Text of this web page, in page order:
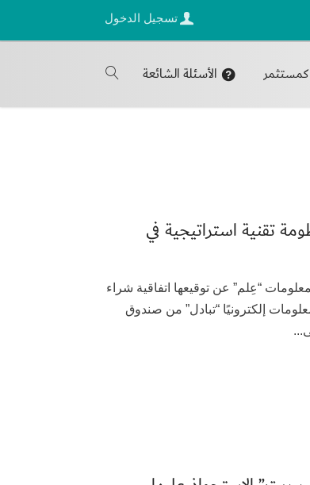
تسجيل الدخول
كمستثمر الأسئلة الشائعة
تقنية استراتيجية في
العلم لأمن المعلومات “عِلم” عن توقيعها اتفاقية شراء
إلكترونيًا “تبادل” من صندوق